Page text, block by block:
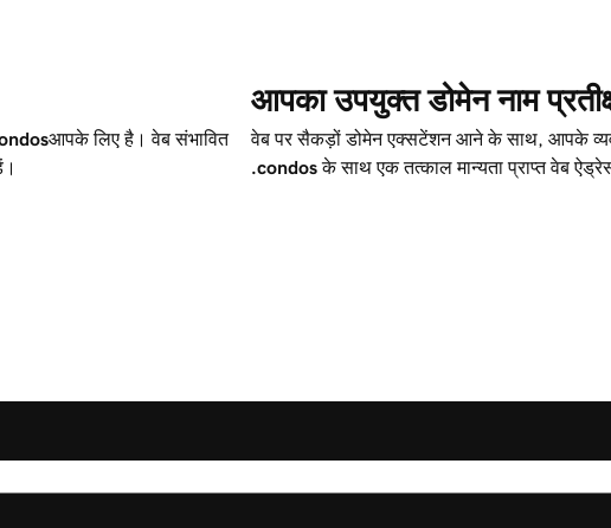
आपके लिए है। वेब संभावित
आपका उपयुक्त डोमेन नाम
वेब पर सैकड़ों डोमेन एक्सटेंशन आने के साथ, आपके
.condosके साथ एक तत्काल मान्यता प्राप्त वेब